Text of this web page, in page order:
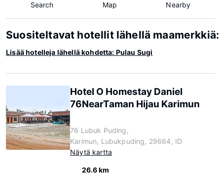
Search Map Nearby
Suositeltavat hotellit lähellä maamerkkiä:
Lisää hotelleja lähellä kohdetta: Pulau Sugi
Hotel O Homestay Daniel
76NearTaman Hijau Karimun
76 Lubuk Puding,
Karimun, Lubukpuding, 29664, ID
Näytä kartta
26.6 km